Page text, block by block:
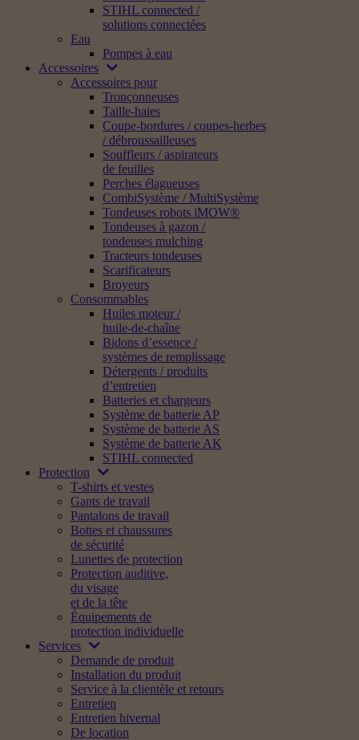
STIHL connected /
solutions connectées
Eau
Pompes à eau
Accessoires
Accessoires pour
Tronçonneuses
Taille-haies
Coupe-bordures / coupes-herbes
/ débroussailleuses
Souffleurs / aspirateurs
de feuilles
Perches élagueuses
CombiSystème / MultiSystème
Tondeuses robots iMOW®
Tondeuses à gazon /
tondeuses mulching
Tracteurs tondeuses
Scarificateurs
Broyeurs
Consommables
Huiles moteur /
huile-de-chaîne
Bidons d’essence /
systèmes de remplissage
Détergents / produits
d’entretien
Batteries et chargeurs
Système de batterie AP
Système de batterie AS
Système de batterie AK
STIHL connected
Protection
T-shirts et vestes
Gants de travail
Pantalons de travail
Bottes et chaussures
de sécurité
Lunettes de protection
Protection auditive,
du visage
et de la tête
Équipements de
protection individuelle
Services
Demande de produit
Installation du produit
Service à la clientèle et retours
Entretien
Entretien hivernal
De location